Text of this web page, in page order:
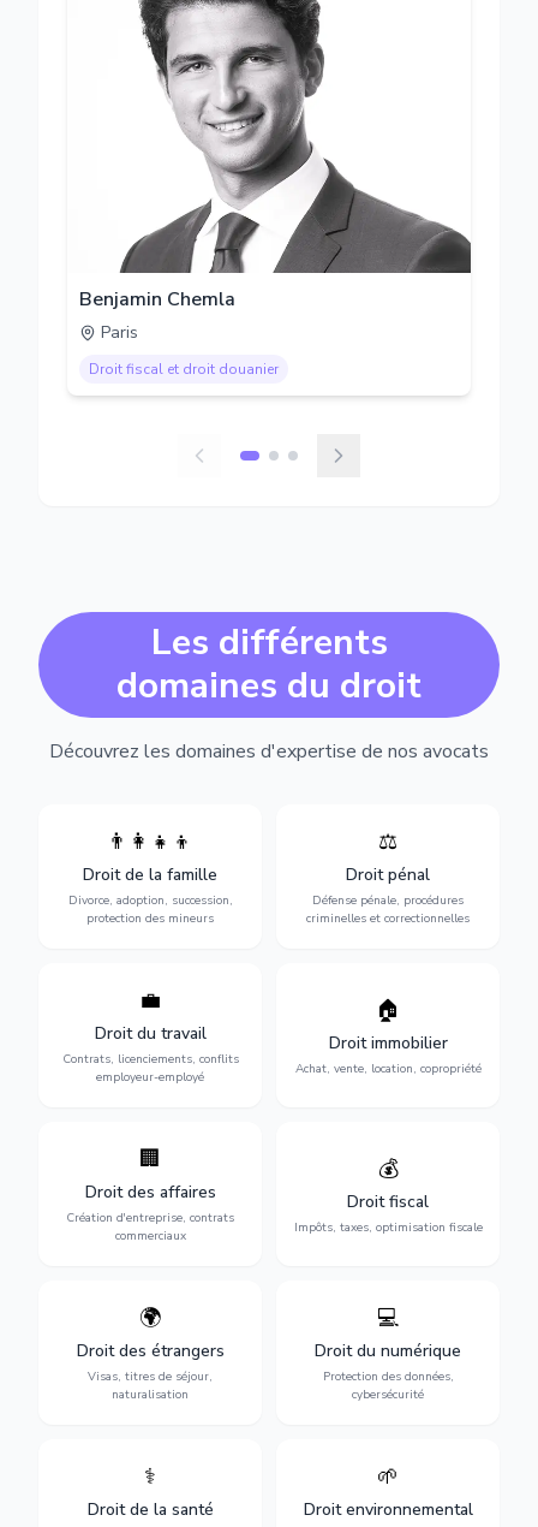
Benjamin Chemla
Paris
Droit fiscal et droit douanier
Les différents
domaines du droit
Découvrez les domaines d'expertise de nos avocats
👨‍👩‍👧‍👦
Droit de la famille
Divorce, adoption, succession,
protection des mineurs
Divorce, garde d'enfants,
adoption, succession et
protection des personnes
vulnérables.
⚖️
Droit pénal
Défense pénale, procédures
criminelles et correctionnelles
Expertise en matière pénale,
vue jusqu'au procès, pour
toute affaire correctionnelle
ou criminelle.
💼
Droit du travail
Contrats, licenciements, conflits
employeur-employé
Protection de vos droits au
licenciements, harcèlement,
discrimination et conflits
avec l'employeur.
🏠
Droit immobilier
Achat, vente, location, copropriété
Sécurisation de vos projets
immobiliers : achat, vente,
location, construction et
gestion de copropriété.
🏢
Droit des affaires
Création d'entreprise, contrats
commerciaux
Accompagnement complet
création, contrats
commerciaux, concurrence
et litiges.
💰
Droit fiscal
Impôts, taxes, optimisation fiscale
Optimisation de votre
situation fiscale :
déclarations, contentieux,
contrôles fiscaux et
planification.
🌍
Droit des étrangers
Visas, titres de séjour,
naturalisation
Obtention de vos droits de
séjour : visas, cartes de
séjour, regroupement
familial et naturalisation.
💻
Droit du numérique
Protection des données,
cybersécurité
Protection de vos activités
numériques : RGPD,
cybersécurité, e-commerce
et propriété digitale.
⚕️
Droit de la santé
Défense de vos droits
médicales, responsabilité
🌱
Droit environnemental
Protection de
conformité